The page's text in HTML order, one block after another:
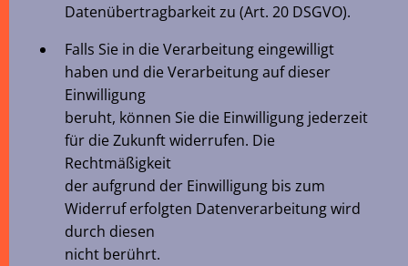
Datenübertragbarkeit zu (Art. 20 DSGVO).
Falls Sie in die Verarbeitung eingewilligt
haben und die Verarbeitung auf dieser
Einwilligung
beruht, können Sie die Einwilligung jederzeit
für die Zukunft widerrufen. Die
Rechtmäßigkeit
der aufgrund der Einwilligung bis zum
Widerruf erfolgten Datenverarbeitung wird
durch diesen
nicht berührt.